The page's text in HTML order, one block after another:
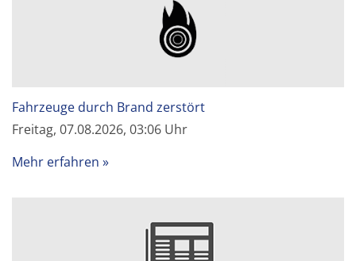
Fahrzeuge durch Brand zerstört
Freitag, 07.08.2026, 03:06 Uhr
Mehr erfahren